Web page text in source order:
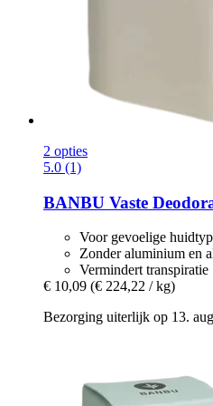
2 opties
5.0 (1)
BANBU Vaste
Voor gevoelige
Zonder aluminium en
Vermindert transpiratie
€ 10,09 (€ 224,22 / kg)
Bezorging uiterlijk op 13.